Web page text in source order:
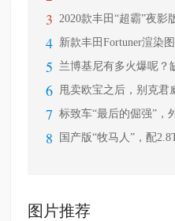
3 2020款丰田“超霸”夜影
4 新款丰田Fortuner渲染图
5
6
7
8 国产版“牧马人”，配
图片推荐